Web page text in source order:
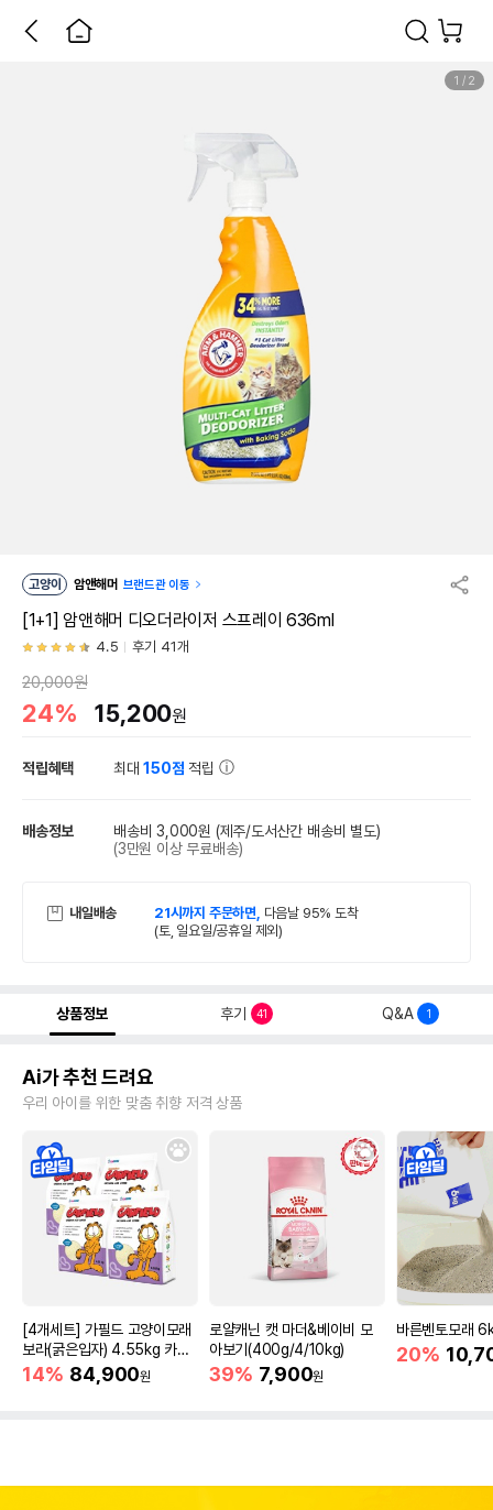
1 / 2
고양이 암앤해머 브랜드관 이동
[1+1] 암앤해머 디오더라이저 스프레이 636ml
4.5 후기 41개
20,000원
24% 15,200원
적립혜택 최대150점 적립
배송정보 배송비 3,000원 (제주/도서산간 배송비 별도)
(3만원 이상 무료배송)
내일배송 21시까지 주문하면, 다음날 95% 도착
(토, 일요일/공휴일 제외)
상품정보 후기 41 Q&A 1
Ai가 추천 드려요
우리 아이를 위한 맞춤 취향 저격 상품
[4개세트] 가필드 고양이모래
보라(굵은입자) 4.55kg 카사
바모래
14% 84,900원
로얄캐닌 캣 마더&베이비 모
아보기(400g/4/10kg)
39% 7,900원
바른벤토모래
20%